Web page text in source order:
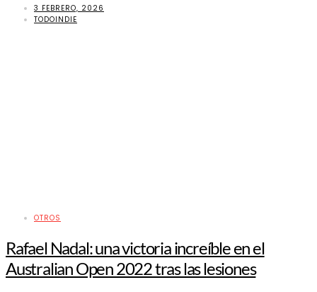
3 FEBRERO, 2026
TODOINDIE
OTROS
Rafael Nadal: una victoria increíble en el
Australian Open 2022 tras las lesiones